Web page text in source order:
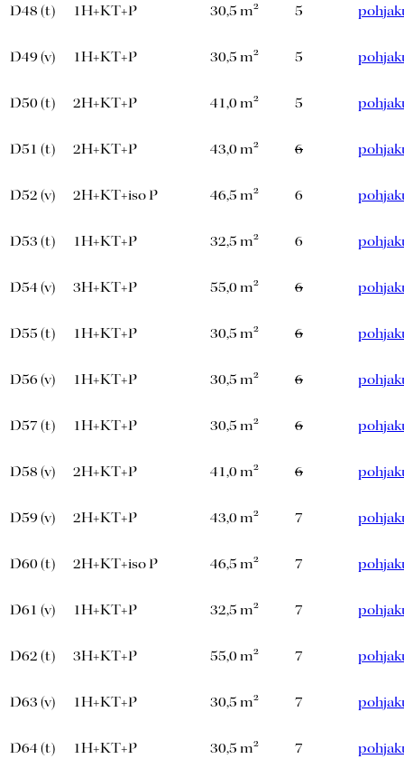
D48 (t) 1H+KT+P 30,5 m² 5
D49 (v) 1H+KT+P 30,5 m² 5
D50 (t) 2H+KT+P 41,0 m² 5
D51 (t) 2H+KT+P 43,0 m² 6
D52 (v) 2H+KT+iso P 46,5 m² 6
D53 (t) 1H+KT+P 32,5 m² 6
D54 (v) 3H+KT+P 55,0 m² 6
D55 (t) 1H+KT+P 30,5 m² 6
D56 (v) 1H+KT+P 30,5 m² 6
D57 (t) 1H+KT+P 30,5 m² 6
D58 (v) 2H+KT+P 41,0 m² 6
D59 (v) 2H+KT+P 43,0 m² 7
D60 (t) 2H+KT+iso P 46,5 m² 7
D61 (v) 1H+KT+P 32,5 m² 7
D62 (t) 3H+KT+P 55,0 m² 7
D63 (v) 1H+KT+P 30,5 m² 7
D64 (t) 1H+KT+P 30,5 m² 7